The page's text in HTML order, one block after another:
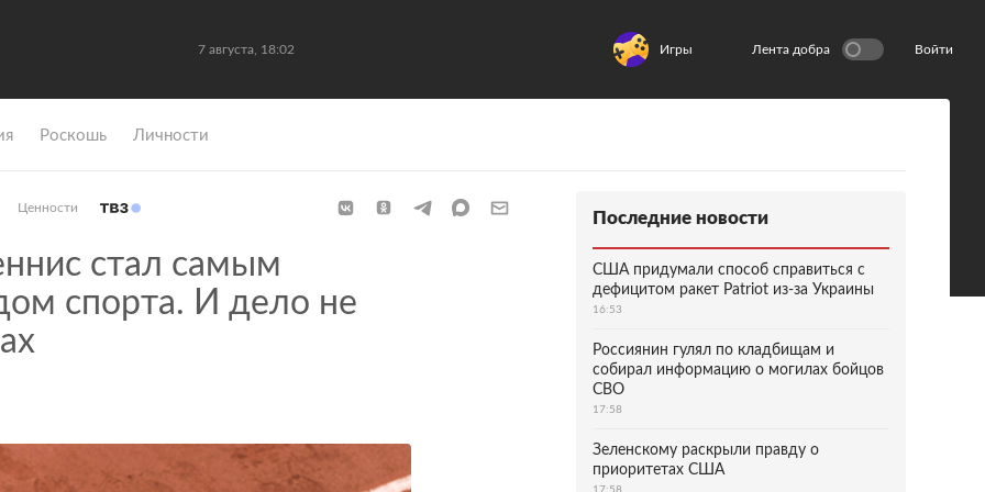
7 августа, 18:02 Игры Лента добра Войти
Роскошь Личности
Ценности
стал самым
спорта. И дело не
Последние новости
США придумали способ справиться с
дефицитом ракет Patriot из-за Украины
16:53
Россиянин гулял по кладбищам и
собирал информацию о могилах бойцов
СВО
17:58
Зеленскому раскрыли правду о
приоритетах США
17:58